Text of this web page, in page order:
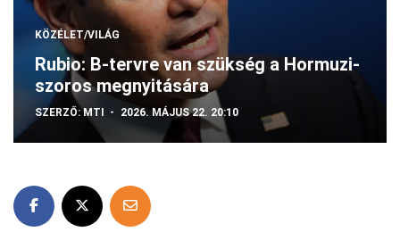
KÖZÉLET/VILÁG
Rubio: B-tervre van szükség a Hormuzi-
szoros megnyitására
SZERZŐ:MTI 2026. MÁJUS 22. 20:10